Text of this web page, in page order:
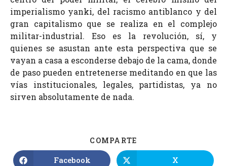
imperialismo yanki, del racismo antiblanco y del
gran capitalismo que se realiza en el complejo
militar-industrial. Eso es la revolución, sí, y
quienes se asustan ante esta perspectiva que se
vayan a casa a esconderse debajo de la cama, donde
de paso pueden entretenerse meditando en que las
vías institucionales, legales, partidistas, ya no
sirven absolutamente de nada.
COMPARTE
Facebook X